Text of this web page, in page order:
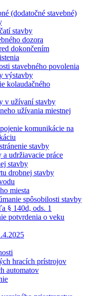
(dodatočné stavebné)
stavby
dozora
dokončením
stavebného povolenia
výstavby
kolaudačného
v užívaní stavby
užívania miestnej
komunikácie na
stavby
a udržiavacie práce
stavby
drobnej stavby
miesta
spôsobilosti stavby
§ 140d, ods. 1
potvrdenia o veku
hracích prístrojov
automatov